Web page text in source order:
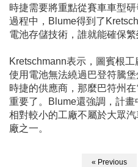
時捷需要將重點從賽車車型
過程中，Blume得到了
電池存儲技術，誰就能確保繁
Kretschmann表示，圖賓根
使用電池無法繞過巴登符騰
時捷的供應商，那麼巴符州
重要了。Blume還強調，計
相對較小的工廠不屬於大眾
廠之一。
« Previous